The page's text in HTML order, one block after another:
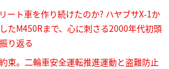
ート車を作り続けたのか? ハヤブサX-1か
たM450Rまで、心に刺さる2000年代初頭
り返る
束。二輪車安全運転推進運動と盗難防止